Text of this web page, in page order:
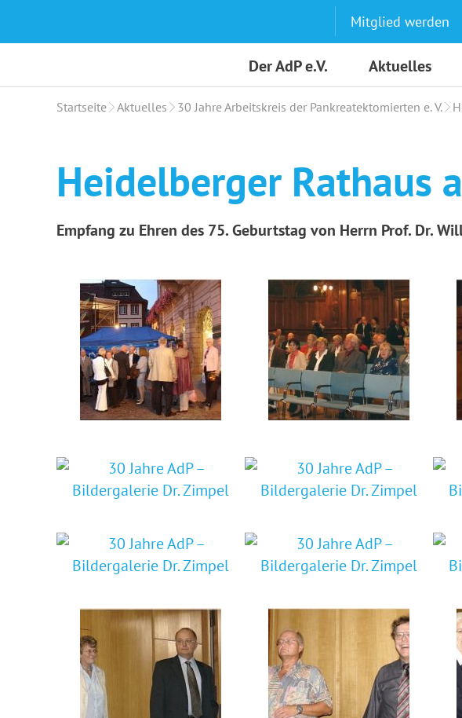
Mitglied werden
Der AdP e.V. Aktuelles
Startseite Aktuelles 30 Jahre Arbeitskreis der Pankreatektomierten e. V.
Heidelberger Rathaus
Empfang zu Ehren des 75. Geburtstag von Herrn Prof. Dr.